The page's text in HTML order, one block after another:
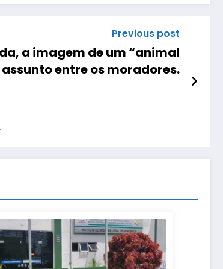
Previous post
a imagem de um “animal
entre os moradores.